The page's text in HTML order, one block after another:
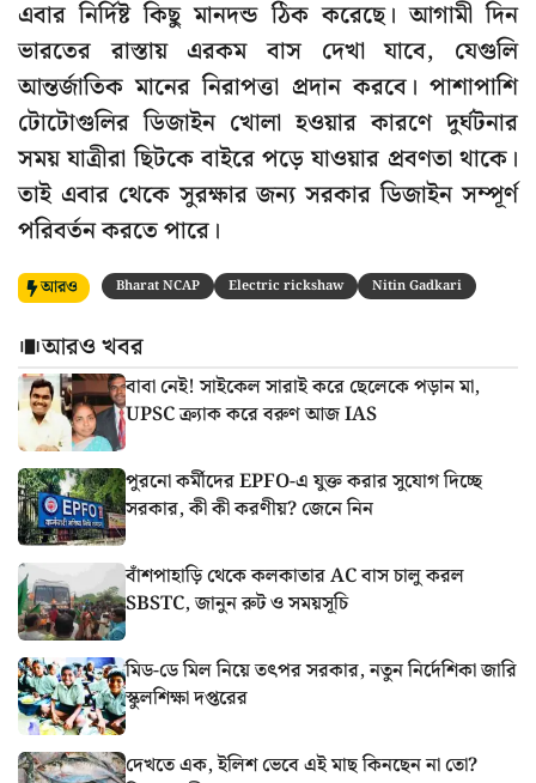
এবার নির্দিষ্ট কিছু মানদন্ড ঠিক করেছে। আগামী দিন
ভারতের রাস্তায় এরকম বাস দেখা যাবে, যেগুলি
আন্তর্জাতিক মানের নিরাপত্তা প্রদান করবে। পাশাপাশি
টোটোগুলির ডিজাইন খোলা হওয়ার কারণে দুর্ঘটনার
সময় যাত্রীরা ছিটকে বাইরে পড়ে যাওয়ার প্রবণতা থাকে।
তাই এবার থেকে সুরক্ষার জন্য সরকার ডিজাইন সম্পূর্ণ
পরিবর্তন করতে পারে।
আরও Bharat NCAP Electric rickshaw Nitin Gadkari
আরও খবর
বাবা নেই! সাইকেল সারাই করে ছেলেকে পড়ান মা,
UPSC ক্র্যাক করে বরুণ আজ IAS
পুরনো কর্মীদের EPFO-এ যুক্ত করার সুযোগ দিচ্ছে
সরকার, কী কী করণীয়? জেনে নিন
বাঁশপাহাড়ি থেকে কলকাতার AC বাস চালু করল
SBSTC, জানুন রুট ও সময়সূচি
মিড-ডে মিল নিয়ে তৎপর সরকার, নতুন নির্দেশিকা জারি
স্কুলশিক্ষা দপ্তরের
দেখতে এক, ইলিশ ভেবে এই মাছ কিনছেন না তো?